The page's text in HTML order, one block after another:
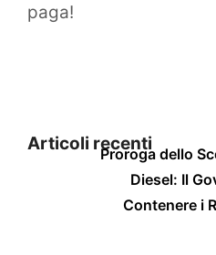
paga!
Articoli recenti
Proroga dello
Diesel: Il
Contenere i